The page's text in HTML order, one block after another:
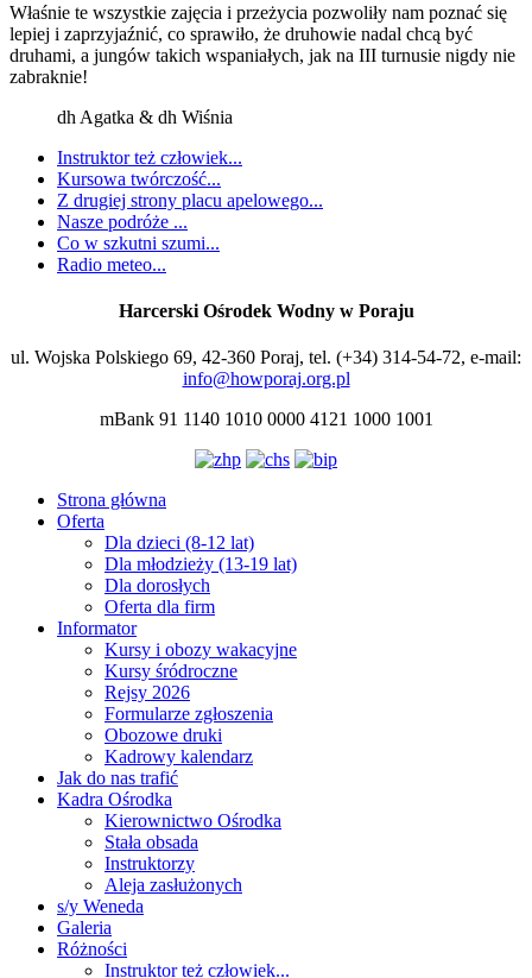
Właśnie te wszystkie zajęcia i przeżycia pozwoliły nam poznać się
lepiej i zaprzyjaźnić, co sprawiło, że druhowie nadal chcą być
druhami, a jungów takich wspaniałych, jak na III turnusie nigdy nie
zabraknie!
dh Agatka & dh Wiśnia
Instruktor też człowiek...
Kursowa twórczość...
Z drugiej strony placu apelowego...
Nasze podróże ...
Co w szkutni szumi...
Radio meteo...
Harcerski Ośrodek Wodny w Poraju
ul. Wojska Polskiego 69, 42-360 Poraj, tel. (+34) 314-54-72, e-mail:
info@howporaj.org.pl
mBank 91 1140 1010 0000 4121 1000 1001
Strona główna
Oferta
Dla dzieci (8-12 lat)
Dla młodzieży (13-19 lat)
Dla dorosłych
Oferta dla firm
Informator
Kursy i obozy wakacyjne
Kursy śródroczne
Rejsy 2026
Formularze zgłoszenia
Obozowe druki
Kadrowy kalendarz
Jak do nas trafić
Kadra Ośrodka
Kierownictwo Ośrodka
Stała obsada
Instruktorzy
Aleja zasłużonych
s/y Weneda
Galeria
Różności
Instruktor też człowiek...